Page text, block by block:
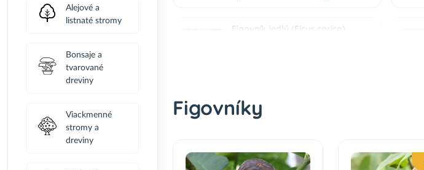
Alejové a
listnaté stromy
Bonsaje a
tvarované
dreviny
Viackmenné
stromy a
dreviny
Figovník jedlý (Ficus carica)
Figovník jedlý (Ficus carica)
´LITTLE MISS FIGGY®´ - výška 220-
Figovníky